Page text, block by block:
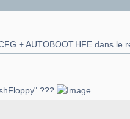
+ AUTOBOOT.HFE dans le
???